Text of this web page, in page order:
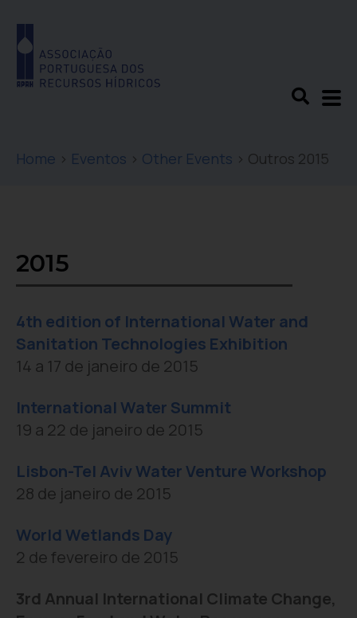
Home > Eventos > Other Events > Outros 2015
2015
4th edition of International Water and
Sanitation Technologies Exhibition
14 a 17 de janeiro de 2015
International Water Summit
19 a 22 de janeiro de 2015
Lisbon-Tel Aviv Water Venture Workshop
28 de janeiro de 2015
World Wetlands Day
2 de fevereiro de 2015
3rd Annual International Climate Change,